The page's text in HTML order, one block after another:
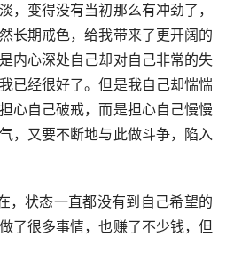
，变得没有当初那么有冲劲了，
长期戒色，给我带来了更开阔的
内心深处自己却对自己非常的失
已经很好了。但是我自己却惴惴
心自己破戒，而是担心自己慢慢
，又要不断地与此做斗争，陷入
，状态一直都没有到自己希望的
了很多事情，也赚了不少钱，但